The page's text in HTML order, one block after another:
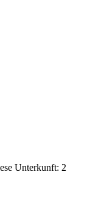
Unterkunft: 2